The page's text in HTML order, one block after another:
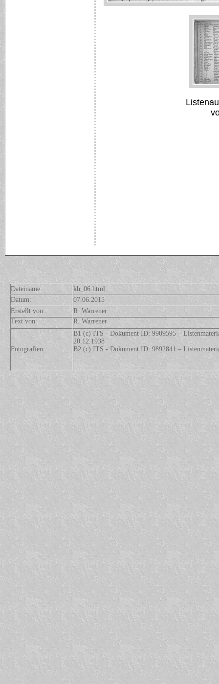
Dateiname:
kh_06.html
Datum:
07.06.2015
Erstellt von :
R. Warrener
Text von:
R. Warrener
Fotografien:
B1 (c) ITS - Dokument ID: 9909595 –
20.12.1938
B2 (c) ITS - Dokument ID: 9892841 –